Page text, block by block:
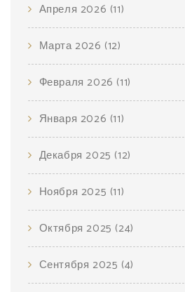
Апреля 2026 (11)
Марта 2026 (12)
Февраля 2026 (11)
Января 2026 (11)
Декабря 2025 (12)
Ноября 2025 (11)
Октября 2025 (24)
Сентября 2025 (4)